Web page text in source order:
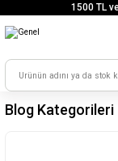
1500 TL
Blog Kategorileri